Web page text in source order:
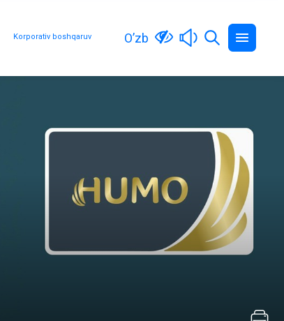
Korporativ boshqaruv O’zb